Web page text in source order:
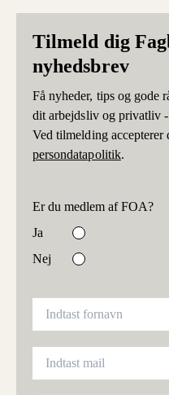
Tilmeld dig
nyhedsbrev
Få nyheder, tips og gode
dit arbejdsliv og privatliv
Ved tilmelding accepterer
persondatapolitik.
Er du medlem af FOA?
Ja
Nej